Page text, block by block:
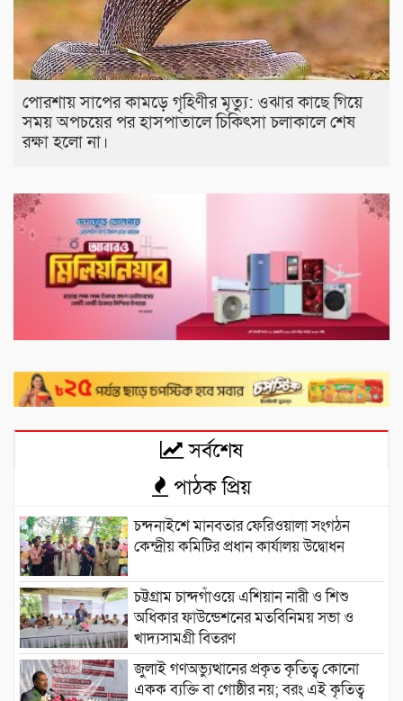
পোরশায় সাপের কামড়ে গৃহিণীর মৃত্যু: ওঝার কাছে গিয়ে
সময় অপচয়ের পর হাসপাতালে চিকিৎসা চলাকালে শেষ
রক্ষা হলো না।
সর্বশেষ
পাঠক প্রিয়
চন্দনাইশে মানবতার ফেরিওয়ালা সংগঠন
কেন্দ্রীয় কমিটির প্রধান কার্যালয় উদ্বোধন
চট্টগ্রাম চান্দগাঁওয়ে এশিয়ান নারী ও শিশু
অধিকার ফাউন্ডেশনের মতবিনিময় সভা ও
খাদ্যসামগ্রী বিতরণ
জুলাই গণঅভ্যুত্থানের প্রকৃত কৃতিত্ব কোনো
একক ব্যক্তি বা গোষ্ঠীর নয়; বরং এই কৃতিত্ব